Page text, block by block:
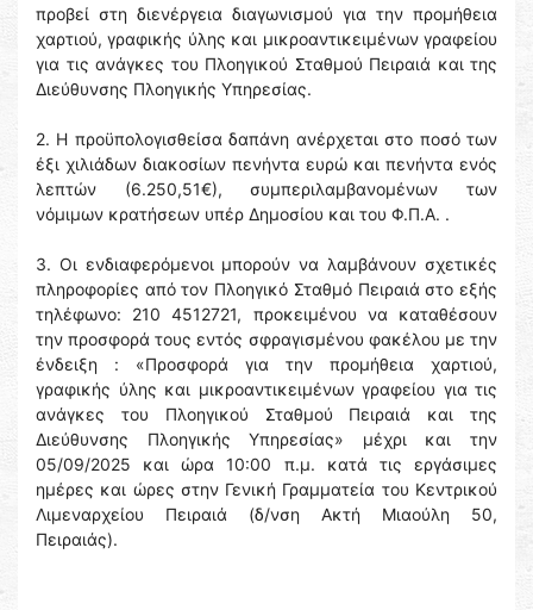
προβεί στη διενέργεια διαγωνισμού για την προμήθεια
χαρτιού, γραφικής ύλης και μικροαντικειμένων γραφείου
για τις ανάγκες του Πλοηγικού Σταθμού Πειραιά και της
Διεύθυνσης Πλοηγικής Υπηρεσίας.
2. Η προϋπολογισθείσα δαπάνη ανέρχεται στο ποσό των
έξι χιλιάδων διακοσίων πενήντα ευρώ και πενήντα ενός
λεπτών (6.250,51€), συμπεριλαμβανομένων των
νόμιμων κρατήσεων υπέρ Δημοσίου και του Φ.Π.Α. .
3. Οι ενδιαφερόμενοι μπορούν να λαμβάνουν σχετικές
πληροφορίες από τον Πλοηγικό Σταθμό Πειραιά στο εξής
τηλέφωνο: 210 4512721, προκειμένου να καταθέσουν
την προσφορά τους εντός σφραγισμένου φακέλου με την
ένδειξη : «Προσφορά για την προμήθεια χαρτιού,
γραφικής ύλης και μικροαντικειμένων γραφείου για τις
ανάγκες του Πλοηγικού Σταθμού Πειραιά και της
Διεύθυνσης Πλοηγικής Υπηρεσίας» μέχρι και την
05/09/2025 και ώρα 10:00 π.μ. κατά τις εργάσιμες
ημέρες και ώρες στην Γενική Γραμματεία του Κεντρικού
Λιμεναρχείου Πειραιά (δ/νση Ακτή Μιαούλη 50,
Πειραιάς).